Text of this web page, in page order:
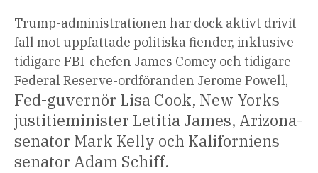
Trump-administrationen har dock aktivt drivit
fall mot uppfattade politiska fiender, inklusive
tidigare FBI-chefen James Comey och tidigare
Federal Reserve-ordföranden Jerome Powell,
Fed-guvernör Lisa Cook, New Yorks
justitieminister Letitia James, Arizona-
senator Mark Kelly och Kaliforniens
senator Adam Schiff.